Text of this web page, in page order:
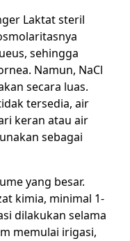
Laktat steril
sehingga
Namun, NaCl
secara luas.
tersedia, air
keran atau air
sebagai
yang besar.
kimia, minimal 1-
dilakukan selama
memulai irigasi,